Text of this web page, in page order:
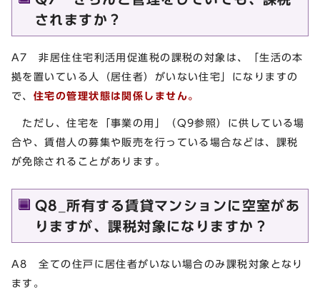
されますか？
A7 非居住住宅利活用促進税の課税の対象は、「生活の本
拠を置いている人（居住者）がいない住宅」になりますの
で、 住宅の管理状態は関係しません。
ただし、住宅を「事業の用」（Q9参照）に供している場
合や、賃借人の募集や販売を行っている場合などは、課税
が免除されることがあります。
Q8_所有する賃貸マンションに空室があ
りますが、課税対象になりますか？
A8 全ての住戸に居住者がいない場合のみ課税対象となり
ます。